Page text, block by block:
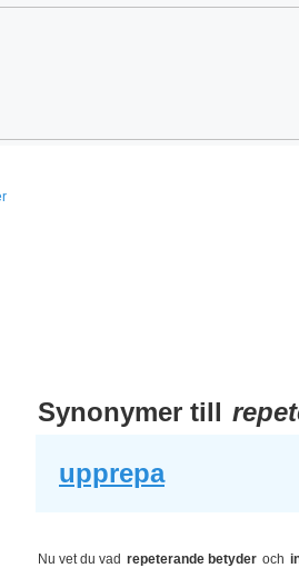
Synonymer till
upprepa
Nu vet du vad repeterande betyder och